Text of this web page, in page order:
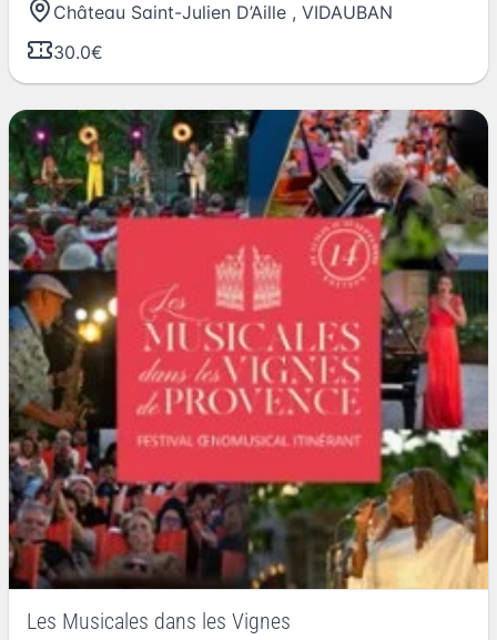
Château Saint-Julien D’Aille , VIDAUBAN
30.0€
Les Musicales dans les Vignes